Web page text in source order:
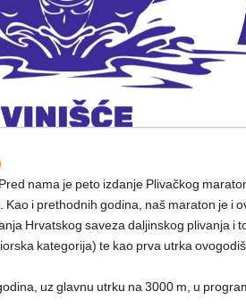
nama je peto izdanje Plivačkog
Kao i prethodnih godina, naš maraton je i
Hrvatskog saveza daljinskog plivanja i
kategorija) te kao prva utrka
uz glavnu utrku na 3000 m, u